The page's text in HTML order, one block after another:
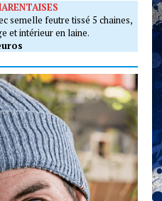
semelle feutre tissé 5 chaines,
et intérieur en laine.